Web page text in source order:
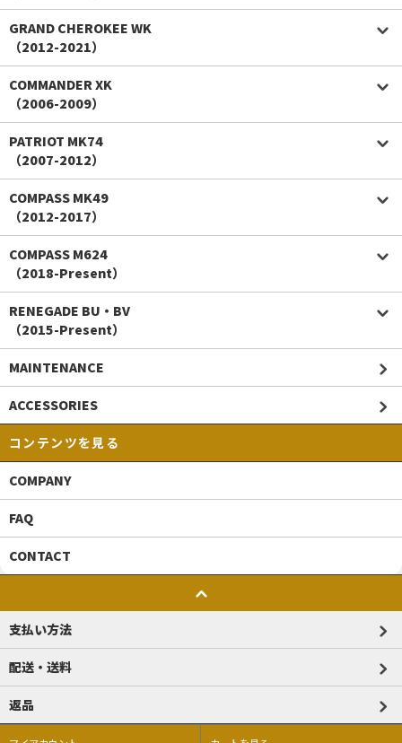
GRAND CHEROKEE WK
（2012-2021）
COMMANDER XK
（2006-2009）
PATRIOT MK74
（2007-2012）
COMPASS MK49
（2012-2017）
COMPASS M624
（2018-Present）
RENEGADE BU・BV
（2015-Present）
MAINTENANCE
ACCESSORIES
コンテンツを見る
COMPANY
FAQ
CONTACT
支払い方法
配送・送料
返品